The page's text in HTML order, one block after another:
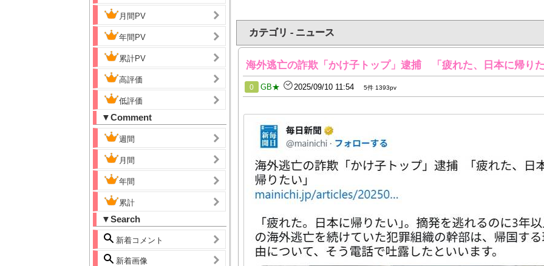
月間PV
年間PV
累計PV
高評価
低評価
▼Comment
週間
月間
年間
累計
▼Search
新着コメント
新着画像
カテゴリ - ニュース
海外逃亡の詐欺「かけ子トップ」逮捕 「疲れた、日本に帰り
0 GB★ 2025/09/10 11:54 5件 1393pv